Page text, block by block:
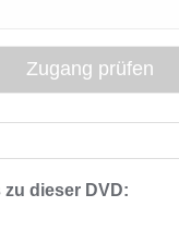
zu dieser DVD: